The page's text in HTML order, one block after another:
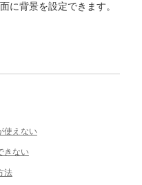
に背景を設定できます。
使えない
きない
法